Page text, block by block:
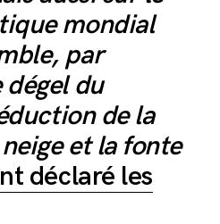
mondial
par
dégel du
de la
et la fonte
déclaré les